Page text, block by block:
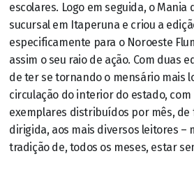
escolares. Logo em seguida, o Mania
sucursal em Itaperuna e criou a
especificamente para o Noroeste
assim o seu raio de ação. Com duas
de ter se tornando o mensário mais
circulação do interior do estado, com
exemplares distribuídos por mês, de
dirigida, aos mais diversos leitores –
tradição de, todos os meses, estar